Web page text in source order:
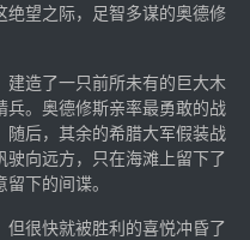
绝望之际，足智多谋的奥德修
造了一只前所未有的巨大木
。奥德修斯亲率最勇敢的战
后，其余的希腊大军假装战
向远方，只在海滩上留下了
下的间谍。
很快就被胜利的喜悦冲昏了